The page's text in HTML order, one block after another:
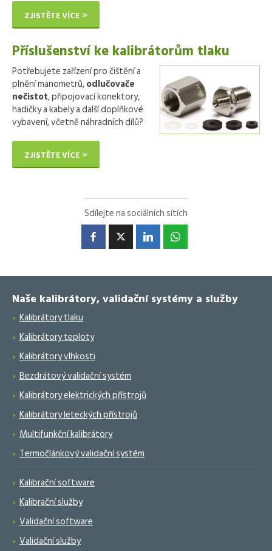
ZJISTĚTE VÍCE
Příslušenství ke kalibrátorům tlaku
Potřebujete zařízení pro čištění a
plnění manometrů,odlučovače
nečistot, připojovací konektory,
hadičky a kabely a další doplňkové
vybavení, včetně náhradních dílů?
ZJISTĚTE VÍCE
Sdílejte na sociálních sítích
Naše kalibrátory, validační systémy a služby
Kalibrátory tlaku
Kalibrátory teploty
Kalibrátory vlhkosti
Bezdrátový validační systém
Kalibrátory elektrických přístrojů
Kalibrátory leteckých přístrojů
Multifunkční kalibrátory
Termočlánkový validační systém
Kalibrační software
Kalibrační služby
Validační software
Validační služby